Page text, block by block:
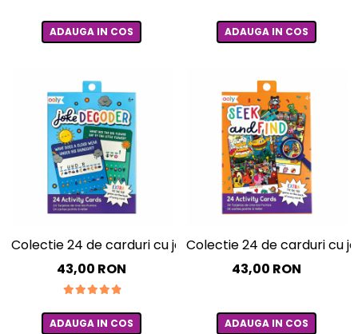
ADAUGA IN COS ADAUGA IN COS
Colectie 24 de carduri cu jocuri si activitati - Decodor
43,00 RON
ADAUGA IN COS
Colectie 24 de carduri cu
43,00 RON
ADAUGA IN COS